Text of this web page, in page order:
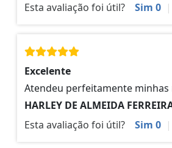
Esta avaliação foi útil?
Sim 0 |
Excelente
Atendeu perfeitamente minhas
HARLEY DE ALMEIDA
Esta avaliação foi útil?
Sim 0 |